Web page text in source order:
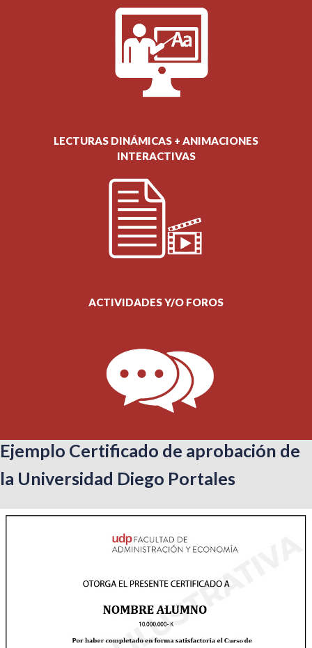
LECTURAS DINÁMICAS + ANIMACIONES
INTERACTIVAS
ACTIVIDADES Y/O FOROS
Ejemplo Certificado de aprobación de
la Universidad Diego Portales